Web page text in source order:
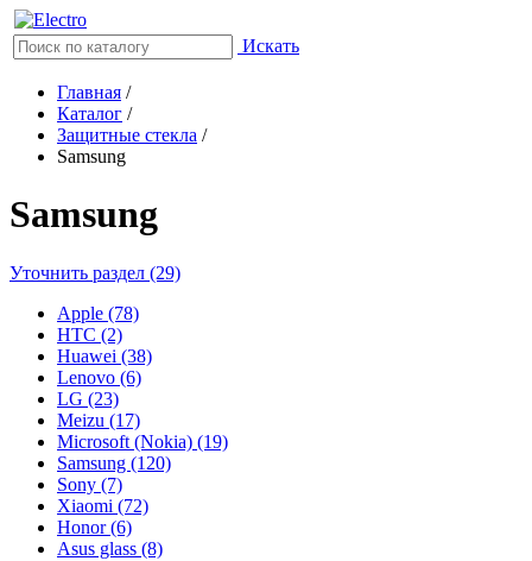
Искать
Главная /
Каталог /
Защитные стекла /
Samsung
Samsung
Уточнить раздел (29)
Apple (78)
HTC (2)
Huawei (38)
Lenovo (6)
LG (23)
Meizu (17)
Microsoft (Nokia) (19)
Samsung (120)
Sony (7)
Xiaomi (72)
Honor (6)
Asus glass (8)